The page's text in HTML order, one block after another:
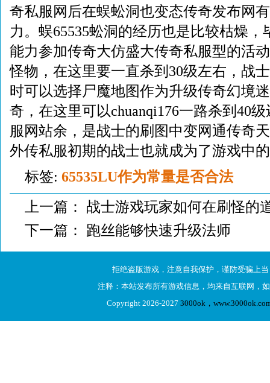
奇私服网后在蜈蚣洞也变态传奇发布网
力。蜈65535蚣洞的经历也是比较枯燥
能力参加传奇大仿盛大传奇私服型的活
怪物，在这里要一直杀到30级左右，战
时可以选择尸魔地图作为升级传奇幻境
奇，在这里可以chuanqi176一路杀到40
服网站余，是战士的刷图中变网通传奇
外传私服初期的战士也就成为了游戏中
标签: 65535LU作为常量是否合法
上一篇： 战士游戏玩家如何在刷怪的
下一篇： 跑丝能够快速升级法师
拒绝盗版游戏，注意自我保护，谨防受骗上
注释：本站发布所有游戏信息，均来自互联网，
Copyright 2026-2027 3000ok，